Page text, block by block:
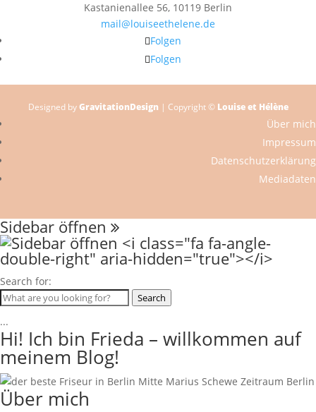
Kastanienallee 56, 10119 Berlin
mail@louiseethelene.de
Folgen
Folgen
Designed byGravitationDesign | Copyright © Louise et Hélène
Über mich
Impressum
Datenschutzerklärung
Mediadaten
Sidebar öffnen
Search for:
Search
...
Hi! Ich bin Frieda – willkommen auf
meinem Blog!
Über mich